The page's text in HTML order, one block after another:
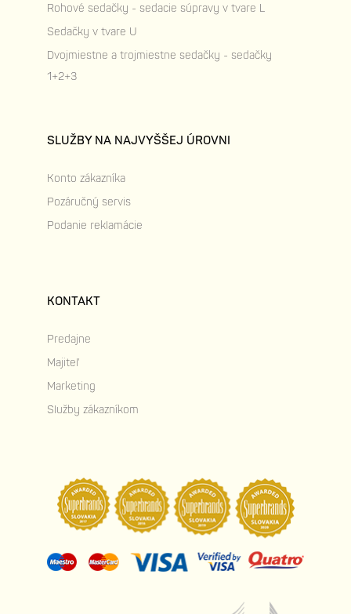
Rohové sedačky - sedacie súpravy v tvare L
Sedačky v tvare U
Dvojmiestne a trojmiestne sedačky - sedačky
1+2+3
SLUŽBY NA NAJVYŠŠEJ ÚROVNI
Konto zákazníka
Pozáručný servis
Podanie reklamácie
KONTAKT
Predajne
Majiteľ
Marketing
Služby zákazníkom